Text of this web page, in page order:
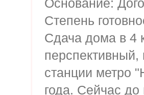
Основание:
Степень
Сдача дома в 4
перспективный,
станции метро
года. Сейчас